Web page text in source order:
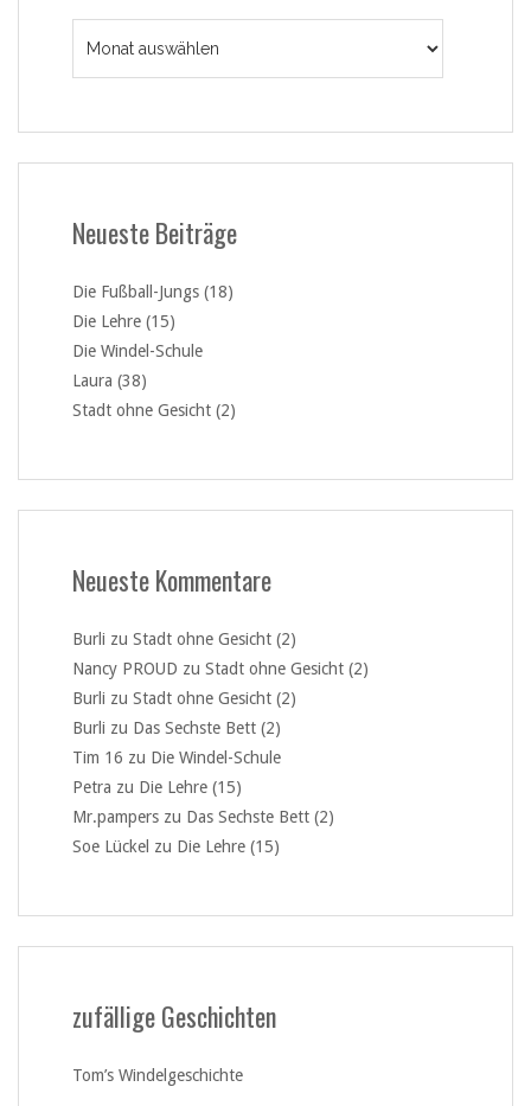
Neueste Beiträge
Die Fußball-Jungs (18)
Die Lehre (15)
Die Windel-Schule
Laura (38)
Stadt ohne Gesicht (2)
Neueste Kommentare
Burli zu Stadt ohne Gesicht (2)
Nancy PROUD zu Stadt ohne Gesicht (2)
Burli zu Stadt ohne Gesicht (2)
Burli zu Das Sechste Bett (2)
Tim 16 zu Die Windel-Schule
Petra zu Die Lehre (15)
Mr.pampers zu Das Sechste Bett (2)
Soe Lückel zu Die Lehre (15)
zufällige Geschichten
Tom’s Windelgeschichte